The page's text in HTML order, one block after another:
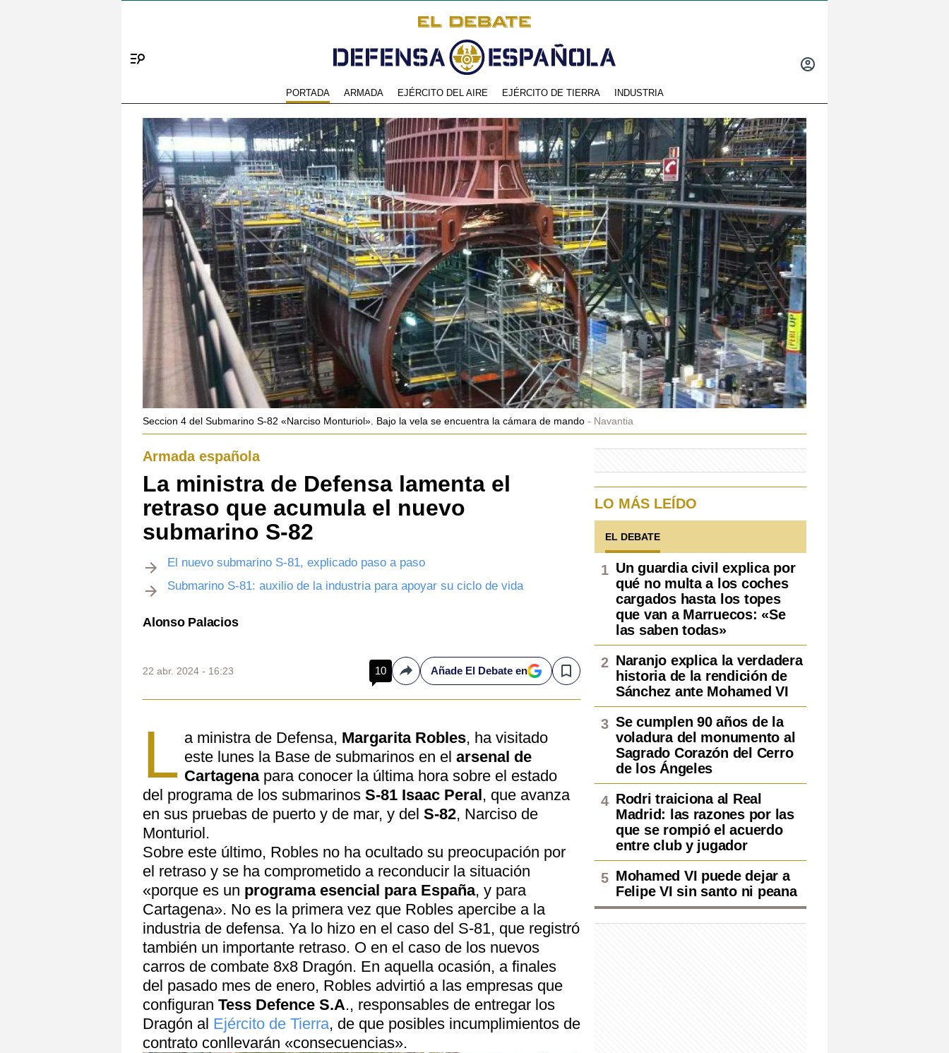
PORTADA ARMADA EJÉRCITO DEL AIRE EJÉRCITO DE TIERRA INDUSTRIA
Seccion 4 del Submarino S-82 «Narciso Monturiol». Bajo la vela se encuentra la cámara de mando Navantia
Armada española
La ministra de Defensa lamenta el
retraso que acumula el nuevo
submarino S-82
El nuevo submarino S-81, explicado paso a paso
Submarino S-81: auxilio de la industria para apoyar su ciclo de vida
Alonso Palacios
22 abr. 2024 - 16:23 10 CompartirAñade El Debate en Save
L a ministra de Defensa, Margarita Robles, ha visitado
este lunes la Base de submarinos en elarsenal de
Cartagenapara conocer la última hora sobre el estado
del programa de los submarinos S-81 Isaac Peral , que avanza
en sus pruebas de puerto y de mar, y del S-82, Narciso de
Monturiol.
Sobre este último, Robles no ha ocultado su preocupación por
el retraso y se ha comprometido a reconducir la situación
«porque es un programa esencial para España, y para
Cartagena». No es la primera vez que Robles apercibe a la
industria de defensa. Ya lo hizo en el caso del S-81, que registró
también un importante retraso. O en el caso de los nuevos
carros de combate 8x8 Dragón. En aquella ocasión, a finales
del pasado mes de enero, Robles advirtió a las empresas que
configuran Tess Defence S.A., responsables de entregar los
Dragón al Ejército de Tierra, de que posibles incumplimientos de
contrato conllevarán «consecuencias».
LO MÁS LEÍDO
EL DEBATE
Un guardia civil explica por
qué no multa a los coches
cargados hasta los topes
que van a Marruecos: «Se
las saben todas»
Naranjo explica la verdadera
historia de la rendición de
Sánchez ante Mohamed VI
Se cumplen 90 años de la
voladura del monumento al
Sagrado Corazón del Cerro
de los Ángeles
Rodri traiciona al Real
Madrid: las razones por las
que se rompió el acuerdo
entre club y jugador
Mohamed VI puede dejar a
Felipe VI sin santo ni peana